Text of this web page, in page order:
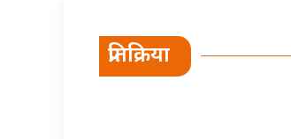
प्रतिक्रिया